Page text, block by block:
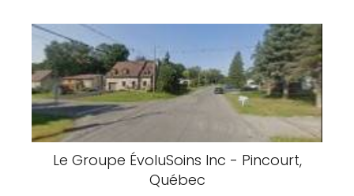
Le Groupe ÉvoluSoins Inc - Pincourt,
Québec